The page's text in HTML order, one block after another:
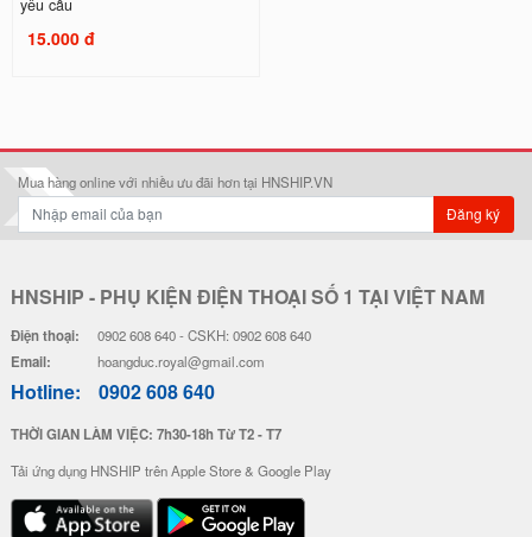
yêu cầu
15.000 đ
Mua hàng online với nhiều ưu đãi hơn tại HNSHIP.VN
Đăng ký
HNSHIP - PHỤ KIỆN ĐIỆN THOẠI SỐ 1 TẠI VIỆT NAM
Điện thoại: 0902 608 640 - CSKH: 0902 608 640
Email: hoangduc.royal@gmail.com
Hotline: 0902 608 640
THỜI GIAN LÀM VIỆC: 7h30-18h Từ T2 - T7
Tải ứng dụng HNSHIP trên Apple Store & Google Play